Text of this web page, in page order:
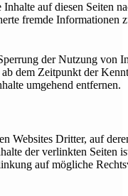
auf diesen Seiten
fremde
der Nutzung von
dem Zeitpunkt der
umgehend entfernen.
Websites Dritter, auf
der verlinkten Seiten
auf mögliche